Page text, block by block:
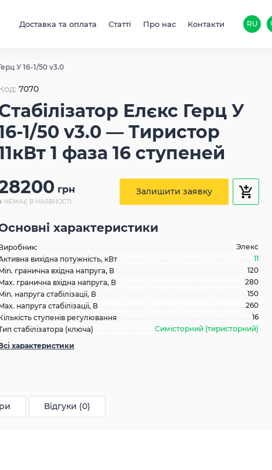
Доставка та оплата Статті Про нас Контакти RU
У 16-1/50 v3.0
7070
Елєкс Герц У
1/50 v3.0 — Тиристор
1 фаза 16 ступеней
грн
НЕМАЄ В НАЯВНОСТІ
Залишити заявку
характеристики
Элекс
вихідна потужність, кВт
11
гранична вхідна напруга, В
120
гранична вхідна напруга, В
280
напруга стабілізації, В
150
напруга стабілізації, В
260
ступенів регулювання
16
стабілізатора (ключа)
Симісторний (тиристорний)
характеристики
Відгуки (0)